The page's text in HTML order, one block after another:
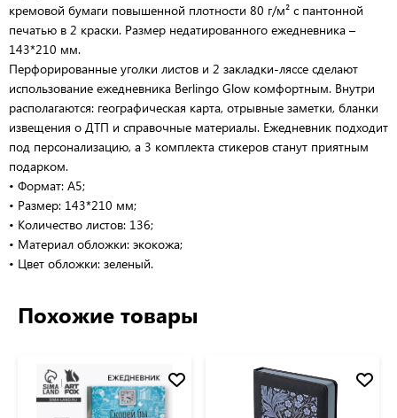
кремовой бумаги повышенной плотности 80 г/м² с пантонной
печатью в 2 краски. Размер недатированного ежедневника –
143*210 мм.
Перфорированные уголки листов и 2 закладки-ляссе сделают
использование ежедневника Berlingo Glow комфортным. Внутри
располагаются: географическая карта, отрывные заметки, бланки
извещения о ДТП и справочные материалы. Ежедневник подходит
под персонализацию, а 3 комплекта стикеров станут приятным
подарком.
• Формат: A5;
• Размер: 143*210 мм;
• Количество листов: 136;
• Материал обложки: экокожа;
• Цвет обложки: зеленый.
Похожие товары